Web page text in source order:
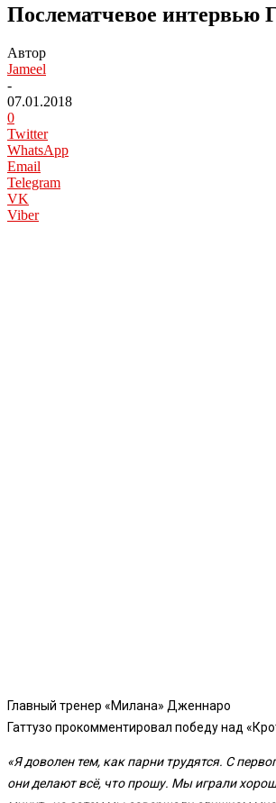
Послематчевое интервью
Автор
Jameel
-
07.01.2018
0
Twitter
WhatsApp
Email
Telegram
VK
Viber
Главный тренер «Милана» Дженнаро
Гаттузо прокомментировал победу над
«Я доволен тем, как парни трудятся. С
они делают всё, что прошу. Мы играли